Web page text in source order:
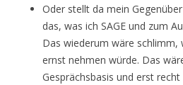
Oder stellt da mein
das, was ich SAGE und zum
Das wiederum wäre
ernst nehmen würde. Das
Gesprächsbasis und erst